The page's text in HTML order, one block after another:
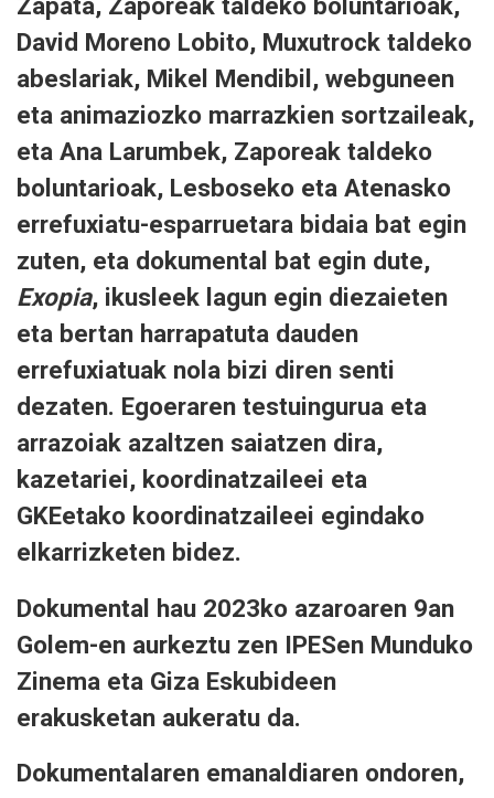
David Moreno Lobito, Muxutrock taldeko
abeslariak, Mikel Mendibil, webguneen
eta animaziozko marrazkien sortzaileak,
eta Ana Larumbek, Zaporeak taldeko
boluntarioak, Lesboseko eta Atenasko
errefuxiatu-esparruetara bidaia bat egin
zuten, eta dokumental bat egin dute,
Exopia, ikusleek lagun egin diezaieten
eta bertan harrapatuta dauden
errefuxiatuak nola bizi diren senti
dezaten. Egoeraren testuingurua eta
arrazoiak azaltzen saiatzen dira,
kazetariei, koordinatzaileei eta
GKEetako koordinatzaileei egindako
elkarrizketen bidez.
Dokumental hau 2023ko azaroaren 9an
Golem-en aurkeztu zen IPESen Munduko
Zinema eta Giza Eskubideen
erakusketan aukeratu da.
Dokumentalaren emanaldiaren ondoren,